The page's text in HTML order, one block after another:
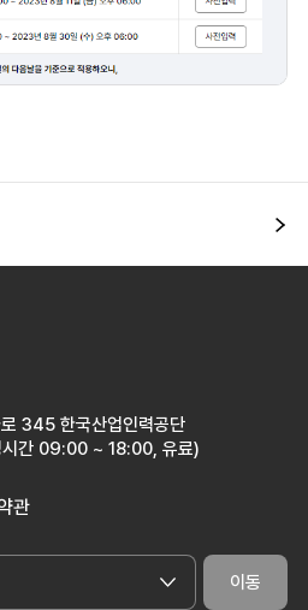
345 한국산업인력공단
시간 09:00 ~ 18:00, 유료)
관
이동